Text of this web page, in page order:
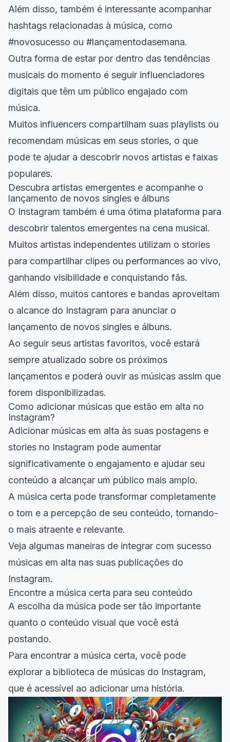
Além disso, também é interessante acompanhar
hashtags relacionadas à música, como
#novosucesso ou #lançamentodasemana.
Outra forma de estar por dentro das tendências
musicais do momento é seguir influenciadores
digitais que têm um público engajado com
música.
Muitos influencers compartilham suas playlists ou
recomendam músicas em seus stories, o que
pode te ajudar a descobrir novos artistas e faixas
populares.
Descubra artistas emergentes e acompanhe o
lançamento de novos singles e álbuns
O Instagram também é uma ótima plataforma para
descobrir talentos emergentes na cena musical.
Muitos artistas independentes utilizam o stories
para compartilhar clipes ou performances ao vivo,
ganhando visibilidade e conquistando fãs.
Além disso, muitos cantores e bandas aproveitam
o alcance do Instagram para anunciar o
lançamento de novos singles e álbuns.
Ao seguir seus artistas favoritos, você estará
sempre atualizado sobre os próximos
lançamentos e poderá ouvir as músicas assim que
forem disponibilizadas.
Como adicionar músicas que estão em alta no
Instagram?
Adicionar músicas em alta às suas postagens e
stories no Instagram pode aumentar
significativamente o engajamento e ajudar seu
conteúdo a alcançar um público mais amplo.
A música certa pode transformar completamente
o tom e a percepção de seu conteúdo, tornando-
o mais atraente e relevante.
Veja algumas maneiras de integrar com sucesso
músicas em alta nas suas publicações do
Instagram.
Encontre a música certa para seu conteúdo
A escolha da música pode ser tão importante
quanto o conteúdo visual que você está
postando.
Para encontrar a música certa, você pode
explorar a biblioteca de músicas do Instagram,
que é acessível ao adicionar uma história.